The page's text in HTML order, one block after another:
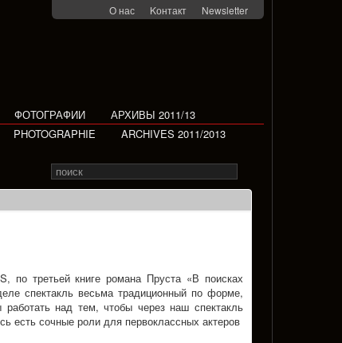
О нас Kонтакт Newsletter
ФОТОГРАФИИ
АРХИВЫ 2011/13
PHOTOGRAPHIE ARCHIVES 2011/2013
Search
for
по третьей книге романа Пруста «В поисках
спектакль весьма традициoнный по форме,
над тем, чтобы через наш спектакль
есть сочные роли для первоклассных актеров